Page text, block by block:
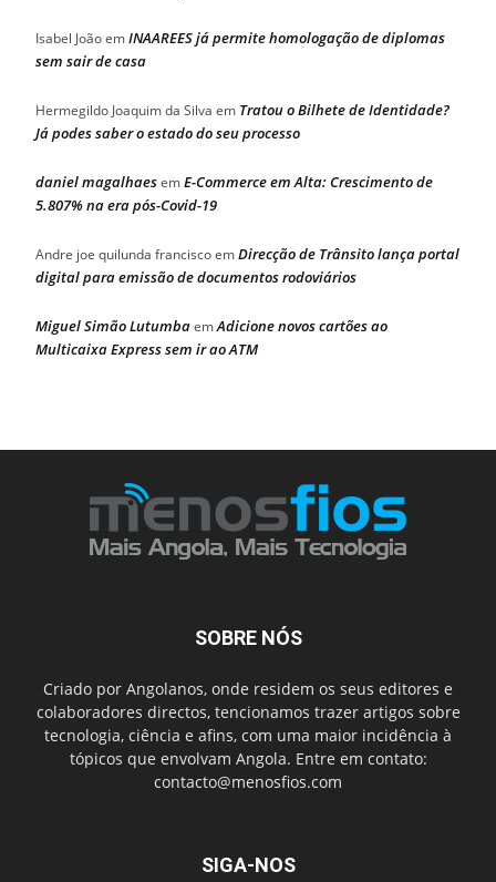
Isabel JoãoemINAAREES já permite homologação de diplomas
sem sair de casa
Hermegildo Joaquim da Silva em Tratou o Bilhete de Identidade?
Já podes saber o estado do seu processo
daniel magalhaesemE-Commerce em Alta: Crescimento de
5.807% na era pós-Covid-19
Andre joe quilunda franciscoemDirecção de Trânsito lança portal
digital para emissão de documentos rodoviários
Miguel Simão LutumbaemAdicione novos cartões ao
Multicaixa Express sem ir ao ATM
SOBRE NÓS
Criado por Angolanos, onde residem os seus editores e
colaboradores directos, tencionamos trazer artigos sobre
tecnologia, ciência e afins, com uma maior incidência à
tópicos que envolvam Angola. Entre em contato:
contacto@menosfios.com
SIGA-NOS